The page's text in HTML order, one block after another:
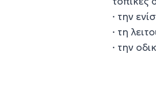
· την
· τη
· την